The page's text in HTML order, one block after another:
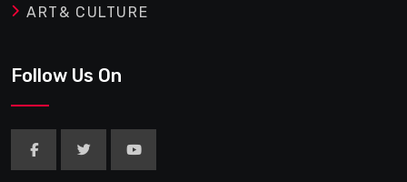
ART& CULTURE
Follow Us On